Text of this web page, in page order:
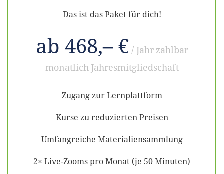
Das ist das Paket für dich!
ab 468,– € / Jahr zahlbar
monatlich Jahresmitgliedschaft
Zugang zur Lernplattform
Kurse zu reduzierten Preisen
Umfangreiche Materialiensammlung
2× Live-Zooms pro Monat (je 50 Minuten)